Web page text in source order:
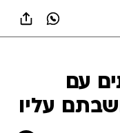
עם
עליו